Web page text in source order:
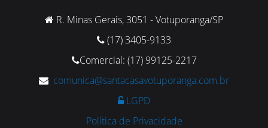
R. Minas Gerais, 3051 - Votuporanga/SP
(17) 3405-9133
Comercial: (17) 99125-2217
comunica@santacasavotuporanga.com.br
LGPD
Política de Privacidade